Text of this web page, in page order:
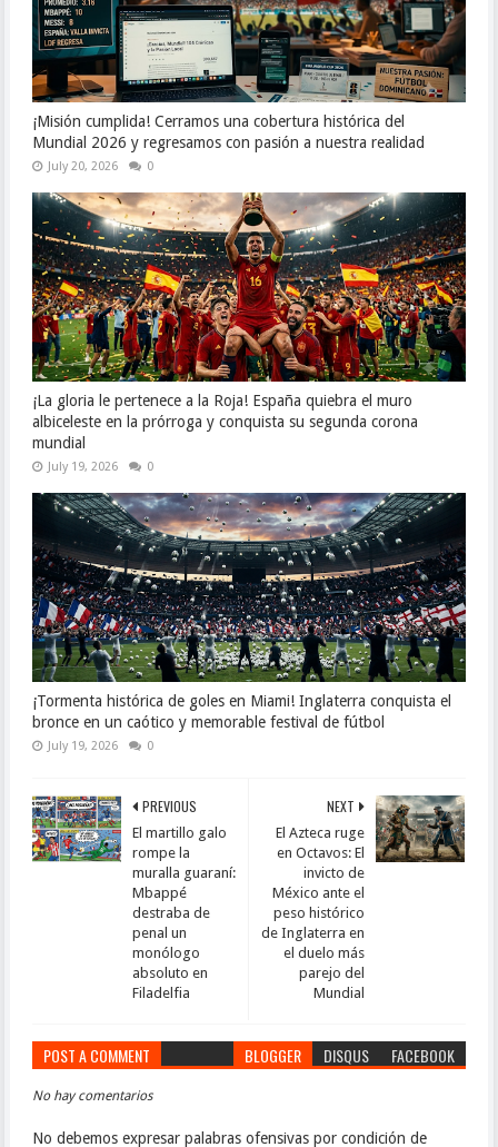
¡Misión cumplida! Cerramos una cobertura histórica del
Mundial 2026 y regresamos con pasión a nuestra realidad
July 20, 2026 0
¡La gloria le pertenece a la Roja! España quiebra el muro
albiceleste en la prórroga y conquista su segunda corona
mundial
July 19, 2026 0
¡Tormenta histórica de goles en Miami! Inglaterra conquista el
bronce en un caótico y memorable festival de fútbol
July 19, 2026 0
NEXT
El Azteca ruge
en Octavos: El
invicto de
México ante el
peso histórico
de Inglaterra en
el duelo más
parejo del
Mundial
PREVIOUS
El martillo galo
rompe la
muralla guaraní:
Mbappé
destraba de
penal un
monólogo
absoluto en
Filadelfia
POST A COMMENT BLOGGER DISQUS FACEBOOK
No hay comentarios
No debemos expresar palabras ofensivas por condición de